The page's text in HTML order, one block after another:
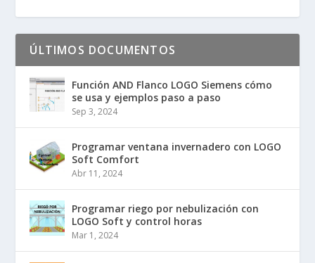
ÚLTIMOS DOCUMENTOS
Función AND Flanco LOGO Siemens cómo
se usa y ejemplos paso a paso
Sep 3, 2024
Programar ventana invernadero con LOGO
Soft Comfort
Abr 11, 2024
Programar riego por nebulización con
LOGO Soft y control horas
Mar 1, 2024